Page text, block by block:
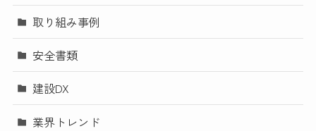
取り組み事例
安全書類
建設DX
業界トレンド